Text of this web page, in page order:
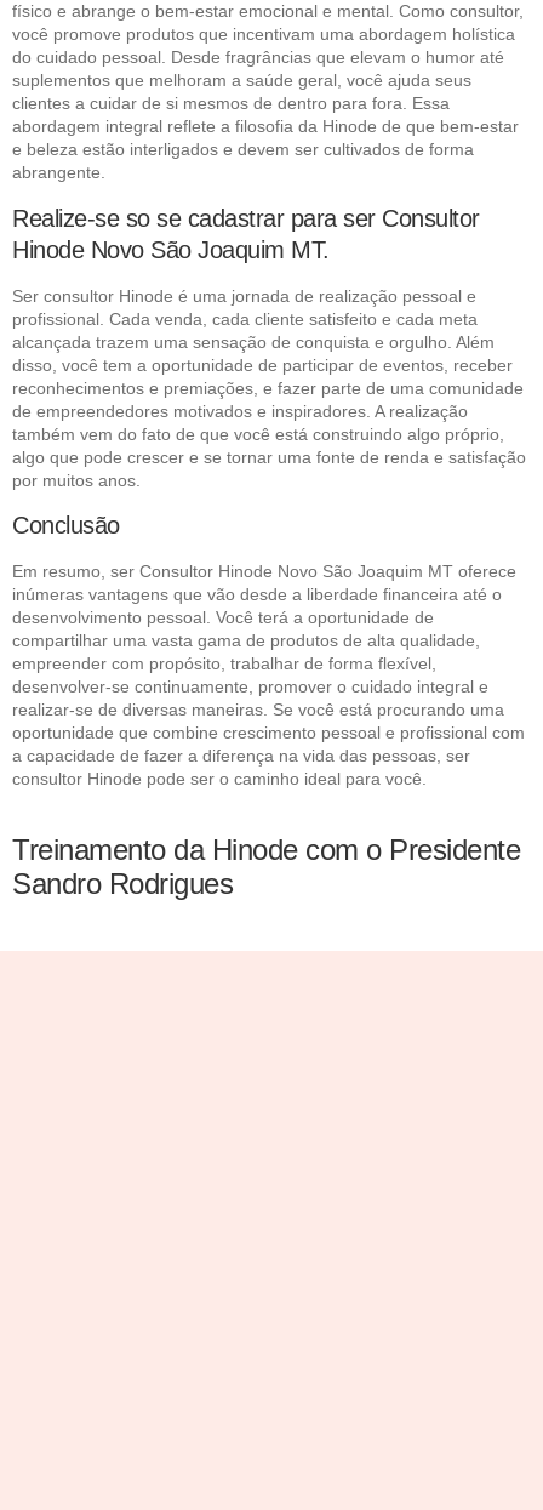
físico e abrange o bem-estar emocional e mental. Como consultor,
você promove produtos que incentivam uma abordagem holística
do cuidado pessoal. Desde fragrâncias que elevam o humor até
suplementos que melhoram a saúde geral, você ajuda seus
clientes a cuidar de si mesmos de dentro para fora. Essa
abordagem integral reflete a filosofia da Hinode de que bem-estar
e beleza estão interligados e devem ser cultivados de forma
abrangente.
Realize-se so se cadastrar para ser Consultor
Hinode Novo São Joaquim MT.
Ser consultor Hinode é uma jornada de realização pessoal e
profissional. Cada venda, cada cliente satisfeito e cada meta
alcançada trazem uma sensação de conquista e orgulho. Além
disso, você tem a oportunidade de participar de eventos, receber
reconhecimentos e premiações, e fazer parte de uma comunidade
de empreendedores motivados e inspiradores. A realização
também vem do fato de que você está construindo algo próprio,
algo que pode crescer e se tornar uma fonte de renda e satisfação
por muitos anos.
Conclusão
Em resumo, ser Consultor Hinode Novo São Joaquim MT oferece
inúmeras vantagens que vão desde a liberdade financeira até o
desenvolvimento pessoal. Você terá a oportunidade de
compartilhar uma vasta gama de produtos de alta qualidade,
empreender com propósito, trabalhar de forma flexível,
desenvolver-se continuamente, promover o cuidado integral e
realizar-se de diversas maneiras. Se você está procurando uma
oportunidade que combine crescimento pessoal e profissional com
a capacidade de fazer a diferença na vida das pessoas, ser
consultor Hinode pode ser o caminho ideal para você.
Treinamento da Hinode com o Presidente
Sandro Rodrigues